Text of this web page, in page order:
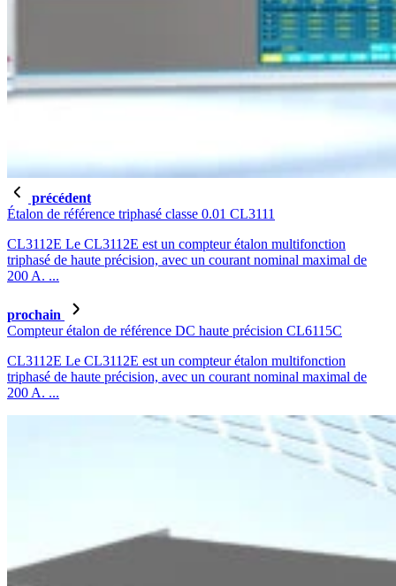
précédent
Étalon de référence triphasé classe 0.01 CL3111
CL3112E Le CL3112E est un compteur étalon multifonction
triphasé de haute précision, avec un courant nominal maximal de
200 A. ...
prochain
Compteur étalon de référence DC haute précision CL6115C
CL3112E Le CL3112E est un compteur étalon multifonction
triphasé de haute précision, avec un courant nominal maximal de
200 A. ...